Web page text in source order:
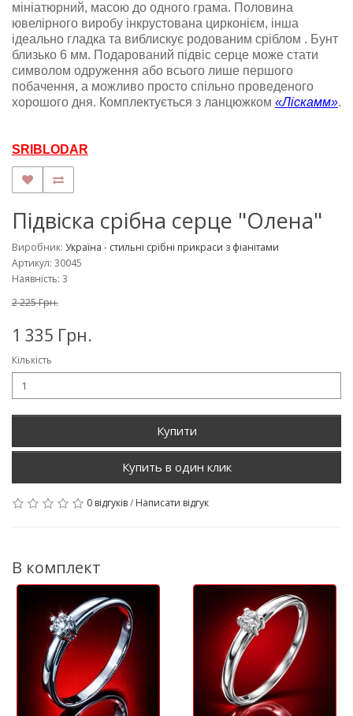
мініатюрний, масою до одного грама. Половина
ювелірного виробу інкрустована цирконієм, інша
ідеально гладка та виблискує родованим сріблом . Бунт
близько 6 мм. Подарований підвіс серце може стати
символом одруження або всього лише першого
побачення, а можливо просто спільно проведеного
хорошого дня. Комплектується з ланцюжком «Ліскамм».
SRIBLODAR
Підвіска срібна серце "Олена"
Виробник: Україна - стильні срібні прикраси з фіанітами
Артикул: 30045
Наявність: 3
2 225 Грн.
1 335 Грн.
Кількість
Купити
0 відгуків/ Написати відгук
В комплект